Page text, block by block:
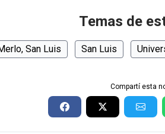
Temas de
San Luis San Luis
Compartí esta